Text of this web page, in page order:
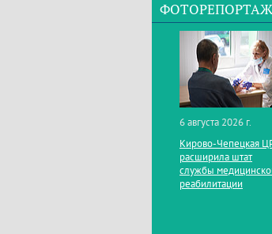
6 августа 2026 г.
Кирово‑Чепецкая
расширила штат
службы
реабилитации